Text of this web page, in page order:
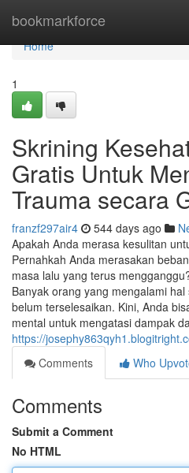
bookmarkforce
Home
Home
1
Skrining
Gratis Untuk
Trauma secara
franzf297air4 544 days ago
Apakah Anda merasa kesulitan
Pernahkah Anda merasakan
masa lalu yang terus
Banyak orang yang mengalami
belum terselesaikan. Kini, Anda
mental untuk mengatasi dampak
https://
Comments
Who
Comments
Submit a Comment
No HTML